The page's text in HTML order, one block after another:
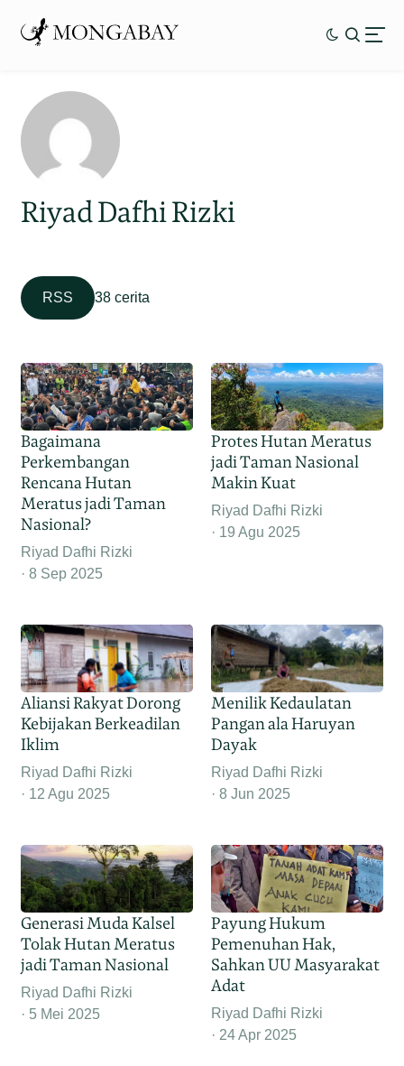
Riyad Dafhi Rizki
RSS 38 cerita
Bagaimana
Perkembangan
Rencana Hutan
Meratus jadi Taman
Nasional?
Riyad Dafhi Rizki
8 Sep 2025
Protes Hutan Meratus
jadi Taman Nasional
Makin Kuat
Riyad Dafhi Rizki
19 Agu 2025
Aliansi Rakyat Dorong
Kebijakan Berkeadilan
Iklim
Riyad Dafhi Rizki
12 Agu 2025
Menilik Kedaulatan
Pangan ala Haruyan
Dayak
Riyad Dafhi Rizki
8 Jun 2025
Generasi Muda Kalsel
Tolak Hutan Meratus
jadi Taman Nasional
Riyad Dafhi Rizki
5 Mei 2025
Payung Hukum
Pemenuhan Hak,
Sahkan UU Masyarakat
Adat
Riyad Dafhi Rizki
24 Apr 2025